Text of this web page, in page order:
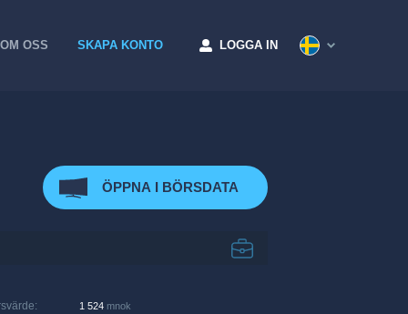
OM OSS SKAPA KONTO LOGGA IN
ÖPPNA I BÖRSDATA
: 1 524 mnok